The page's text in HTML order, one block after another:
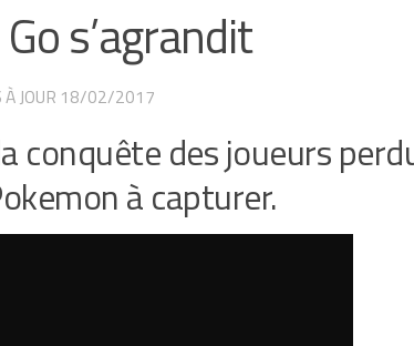
s’agrandit
À JOUR 18/02/2017
conquête des joueurs
à capturer.